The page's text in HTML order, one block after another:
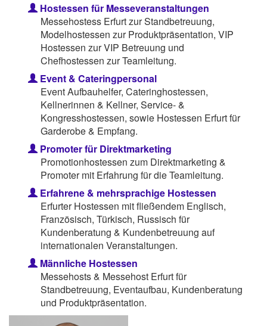
Hostessen für Messeveranstaltungen
Messehostess Erfurt zur Standbetreuung,
Modelhostessen zur Produktpräsentation, VIP
Hostessen zur VIP Betreuung und
Chefhostessen zur Teamleitung.
Event & Cateringpersonal
Event Aufbauhelfer, Cateringhostessen,
Kellnerinnen & Kellner, Service- &
Kongresshostessen, sowie Hostessen Erfurt für
Garderobe & Empfang.
Promoter für Direktmarketing
Promotionhostessen zum Direktmarketing &
Promoter mit Erfahrung für die Teamleitung.
Erfahrene & mehrsprachige Hostessen
Erfurter Hostessen mit fließendem Englisch,
Französisch, Türkisch, Russisch für
Kundenberatung & Kundenbetreuung auf
internationalen Veranstaltungen.
Männliche Hostessen
Messehosts & Messehost Erfurt für
Standbetreuung, Eventaufbau, Kundenberatung
und Produktpräsentation.